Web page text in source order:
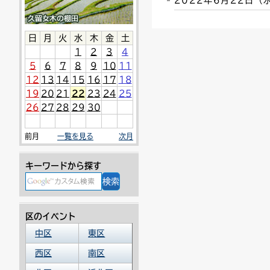
連絡ごみ
ユニバーサルデザイン
日 月 火 水 木 金
土
1
2 3
4
5
6 7 8 9 10 11
12 13 14 15 16 17 18
19 20 21 22 23 24 25
26 27 28 29 30
前月 一覧を見る 次月
キーワードから探す
区のイベント
中区
東区
西区 南区